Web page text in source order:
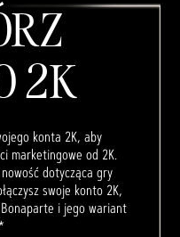
2K
konta 2K, aby
marketingowe od 2K.
dotycząca gry
swoje konto 2K,
i jego wariant